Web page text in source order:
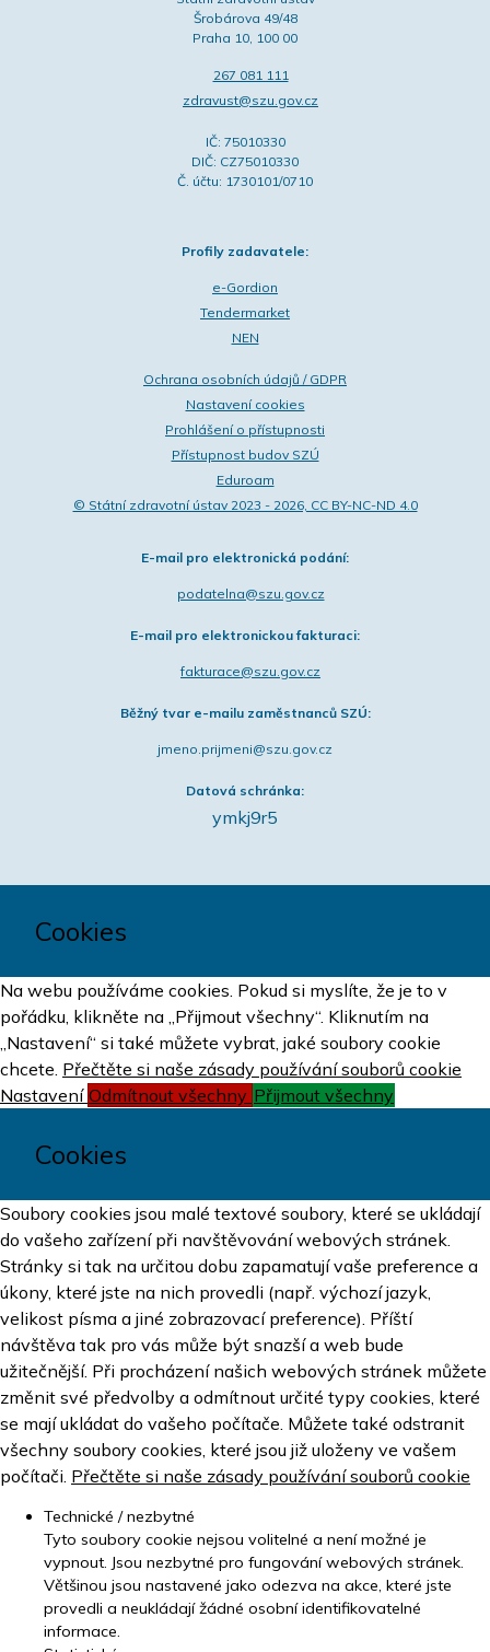
Šrobárova 49/48
Praha 10, 100 00
267 081 111
zdravust@szu.gov.cz
IČ: 75010330
DIČ: CZ75010330
Č. účtu: 1730101/0710
Profily zadavatele:
e-Gordion
Tendermarket
NEN
Ochrana osobních údajů / GDPR
Nastavení cookies
Prohlášení o přístupnosti
Přístupnost budov SZÚ
Eduroam
© Státní zdravotní ústav 2023 - 2026, CC BY-NC-ND 4.0
E-mail pro elektronická podání:
podatelna@szu.gov.cz
E-mail pro elektronickou fakturaci:
fakturace@szu.gov.cz
Běžný tvar e-mailu zaměstnanců SZÚ:
jmeno.prijmeni@szu.gov.cz
Datová schránka:
ymkj9r5
Cookies
Na webu používáme cookies. Pokud si myslíte, že je to v
pořádku, klikněte na „Přijmout všechny“. Kliknutím na
„Nastavení“ si také můžete vybrat, jaké soubory cookie
chcete. Přečtěte si naše zásady používání souborů cookie
Nastavení Odmítnout všechny Přijmout všechny
Cookies
Soubory cookies jsou malé textové soubory, které se ukládají
do vašeho zařízení při navštěvování webových stránek.
Stránky si tak na určitou dobu zapamatují vaše preference a
úkony, které jste na nich provedli (např. výchozí jazyk,
velikost písma a jiné zobrazovací preference). Příští
návštěva tak pro vás může být snazší a web bude
užitečnější. Při procházení našich webových stránek můžete
změnit své předvolby a odmítnout určité typy cookies, které
se mají ukládat do vašeho počítače. Můžete také odstranit
všechny soubory cookies, které jsou již uloženy ve vašem
počítači. Přečtěte si naše zásady používání souborů cookie
Technické / nezbytné
Tyto soubory cookie nejsou volitelné a není možné je
vypnout. Jsou nezbytné pro fungování webových stránek.
Většinou jsou nastavené jako odezva na akce, které jste
provedli a neukládají žádné osobní identifikovatelné
informace.